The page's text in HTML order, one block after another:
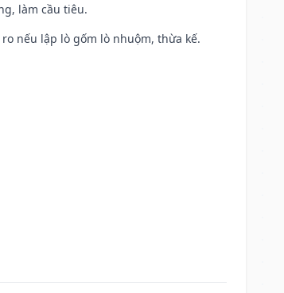
làm cầu tiêu.
nếu lập lò gốm lò nhuộm, thừa kế.